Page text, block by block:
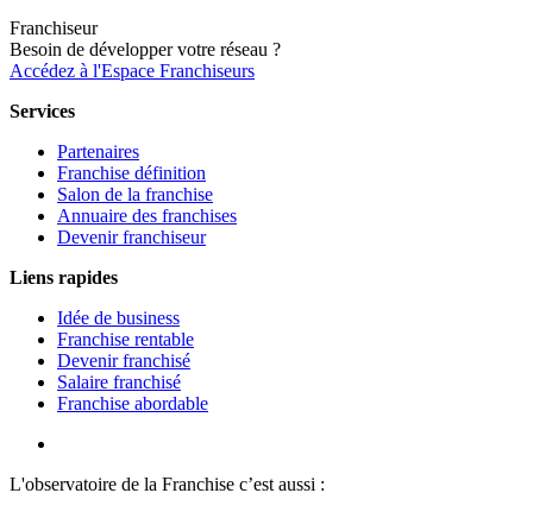
Franchiseur
Besoin de développer votre réseau ?
Accédez à l'Espace Franchiseurs
Services
Partenaires
Franchise définition
Salon de la franchise
Annuaire des franchises
Devenir franchiseur
Liens rapides
Idée de business
Franchise rentable
Devenir franchisé
Salaire franchisé
Franchise abordable
L'observatoire de la Franchise c’est aussi :